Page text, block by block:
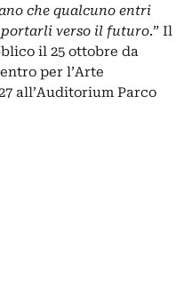
che qualcuno entri
portarli verso il futuro.” Il
il 25 ottobre da
per l’Arte
all’Auditorium Parco